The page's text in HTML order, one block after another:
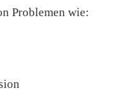
Problemen wie: